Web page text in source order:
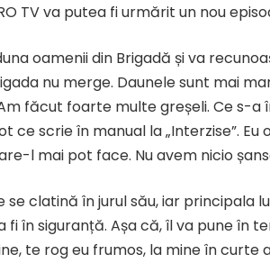
TV va putea fi urmărit un nou
oamenii din Brigadă și va
nu merge. Daunele sunt mai
făcut foarte multe greșeli. Ce s-
ce scrie în manual la „Interzise”.
l mai pot face. Nu avem nicio
se clatină în jurul său, iar principala
în siguranță. Așa că, îl va pune în
te rog eu frumos, la mine în curte